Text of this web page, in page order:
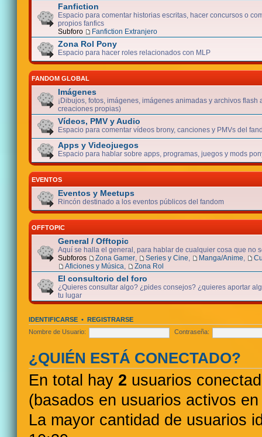
Fanfiction
Espacio para comentar historias escritas, hacer concursos o
propios fanfics
Subforo
Fanfiction Extranjero
Zona Rol Pony
Espacio para hacer roles relacionados con MLP
FANDOM GLOBAL
Imágenes
¡Dibujos, fotos, imágenes, imágenes animadas y archivos flash
creaciones propias)
Vídeos, PMV y Audio
Espacio para comentar vídeos brony, canciones y PMVs del
Apps y Videojuegos
Espacio para hablar sobre apps, programas, juegos y mods
EVENTOS
Eventos y Meetups
Rincón destinado a los eventos públicos del fandom
OFFTOPIC
General / Offtopic
Aquí se halla el general, para hablar de cualquier cosa que no
Subforos
Zona Gamer Series y Cine Manga/Anime
Aficiones y Música
Zona Rol
El consultorio del foro
¿Quieres consultar algo? ¿pides consejos? ¿quieres aportar
tu lugar
IDENTIFICARSE • REGISTRARSE
Nombre de Usuario:
Contraseña:
¿QUIÉN ESTÁ CONECTADO?
En total hay 2 usuarios
(basados en usuarios activos
La mayor cantidad de usuarios